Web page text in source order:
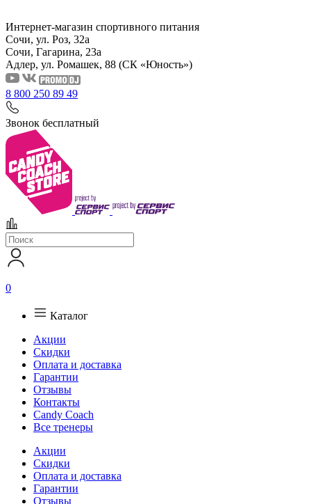
Интернет-магазин спортивного питания
Сочи, ул. Роз, 32а
Сочи, Гагарина, 23а
Адлер, ул. Ромашек, 88 (СК «Юность»)
8 800 250 89 49
Звонок бесплатный
0
Каталог
Акции
Скидки
Оплата и доставка
Гарантии
Отзывы
Контакты
Candy Coach
Все тренеры
Акции
Скидки
Оплата и доставка
Гарантии
Отзывы